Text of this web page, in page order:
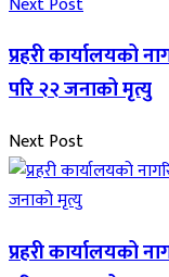
प्रहरी कार्यालयको
परि २२ जनाको मृत्यु
Next Post
प्रहरी कार्यालयको